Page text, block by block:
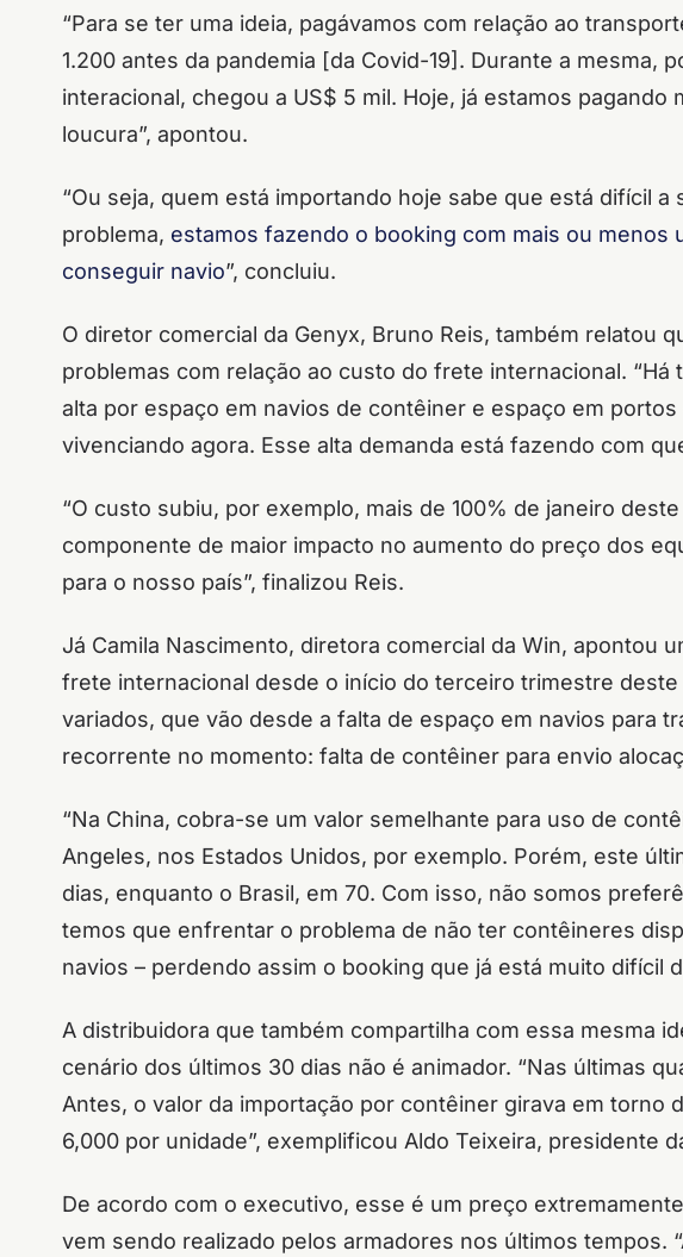
“Para se ter uma ideia, pagávamos com relação ao
1.200 antes da pandemia [da Covid-19]. Durante a mesma,
interacional, chegou a US$ 5 mil. Hoje, já estamos pagando
loucura”, apontou.
“Ou seja, quem está importando hoje sabe que está difícil a
problema, estamos fazendo o booking com mais ou menos
conseguir navio”, concluiu.
O diretor comercial da Genyx, Bruno Reis, também relatou
problemas com relação ao custo do frete internacional. “Há
alta por espaço em navios de contêiner e espaço em
vivenciando agora. Esse alta demanda está fazendo com
“O custo subiu, por exemplo, mais de 100% de janeiro
componente de maior impacto no aumento do preço dos
para o nosso país”, finalizou Reis.
Já Camila Nascimento, diretora comercial da Win, apontou
frete internacional desde o início do terceiro trimestre
variados, que vão desde a falta de espaço em navios para
recorrente no momento: falta de contêiner para envio
“Na China, cobra-se um valor semelhante para uso de
Angeles, nos Estados Unidos, por exemplo. Porém, este
dias, enquanto o Brasil, em 70. Com isso, não somos
temos que enfrentar o problema de não ter contêineres
navios – perdendo assim o booking que já está muito difícil
A distribuidora que também compartilha com essa mesma
cenário dos últimos 30 dias não é animador. “Nas últimas
Antes, o valor da importação por contêiner girava em torno
6,000 por unidade”, exemplificou Aldo Teixeira, presidente
De acordo com o executivo, esse é um preço
vem sendo realizado pelos armadores nos últimos tempos.